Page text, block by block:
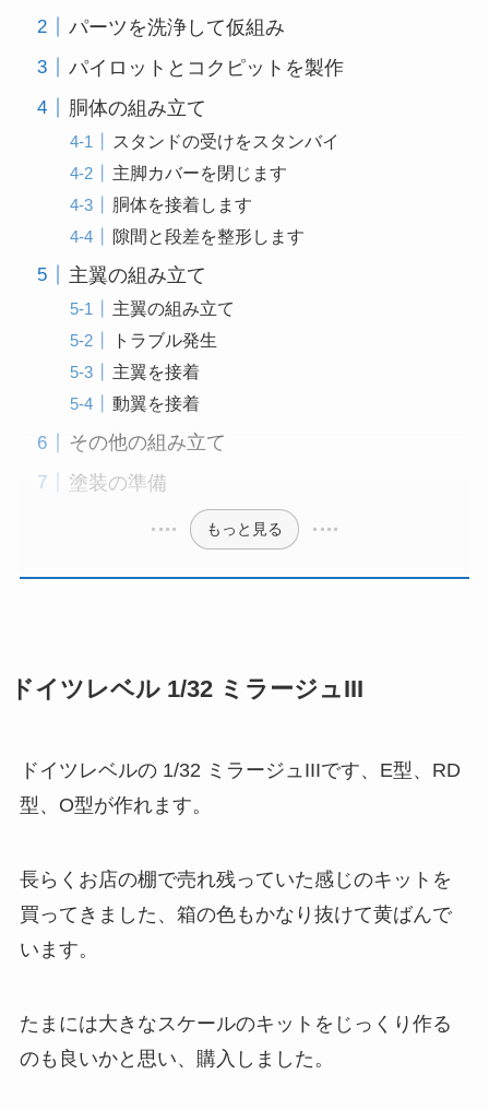
パーツを洗浄して仮組み
パイロットとコクピットを製作
胴体の組み立て
スタンドの受けをスタンバイ
主脚カバーを閉じます
胴体を接着します
隙間と段差を整形します
主翼の組み立て
主翼の組み立て
トラブル発生
主翼を接着
動翼を接着
その他の組み立て
塗装の準備
もっと見る
ドイツレベル 1/32 ミラージュIII
ドイツレベルの 1/32 ミラージュIIIです、E型、RD
型、O型が作れます。
長らくお店の棚で売れ残っていた感じのキットを
買ってきました、箱の色もかなり抜けて黄ばんで
います。
たまには大きなスケールのキットをじっくり作る
のも良いかと思い、購入しました。